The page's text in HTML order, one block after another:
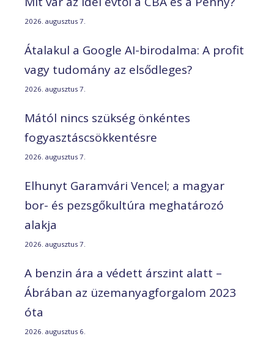
2026. augusztus 7.
Átalakul a Google AI-birodalma: A profit
vagy tudomány az elsődleges?
2026. augusztus 7.
Mától nincs szükség önkéntes
fogyasztáscsökkentésre
2026. augusztus 7.
Elhunyt Garamvári Vencel; a magyar
bor- és pezsgőkultúra meghatározó
alakja
2026. augusztus 7.
A benzin ára a védett árszint alatt –
Ábrában az üzemanyagforgalom 2023
óta
2026. augusztus 6.